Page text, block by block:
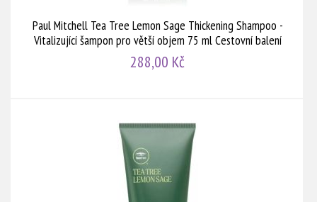
Paul Mitchell Tea Tree Lemon Sage Thickening Shampoo -
Vitalizující šampon pro větší objem 75 ml Cestovní balení
288,00 Kč